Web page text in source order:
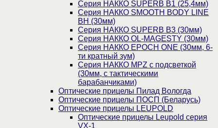
Серия НАККО SUPERB B1 (25,4мм)
Серия НАККО SMOOTH BODY LINE
BH (30мм)
Серия НАККО SUPERB B3 (30мм)
Серия НАККО OL-MAGESTY (30мм)
Серия НАККО EPOCH ONE (30мм, 6-
ти кратный зум)
Серия НАККО MPZ с подсветкой
(30мм, c тактическими
барабанчиками)
Оптические прицелы Пилад Вологда
Оптические прицелы ПОСП (Беларусь)
Оптические прицелы LEUPOLD
Оптические прицелы Leupold серия
VX-1